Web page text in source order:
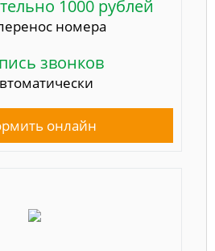
1000 рублей
номера
звонков
онлайн